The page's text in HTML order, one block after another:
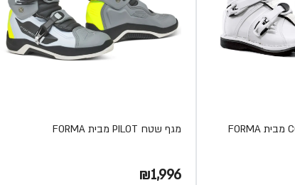
מגף שטח PILOT מבית FORMA
₪1,996